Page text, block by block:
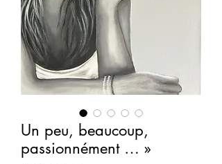
Un peu, beaucoup,
passionnément … »